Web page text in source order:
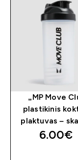
„MP Move
plastikinis
plaktuvas –
6.00€‎